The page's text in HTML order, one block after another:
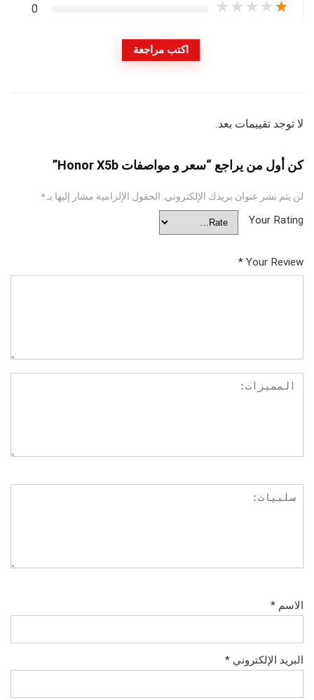
★
★
★
★
★
0
اكتب مراجعة
لا توجد تقييمات بعد.
كن أول من يراجع “سعر و مواصفات Honor X5b”
لن يتم نشر عنوان بريدك الإلكتروني. الحقول الإلزامية مشار إليها بـ*
Your Rating
Your Review
*
الاسم *
البريد الإلكتروني *